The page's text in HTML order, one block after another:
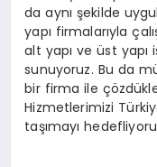
da aynı şekilde
yapı firmalarıyla
alt yapı ve üst yapı
sunuyoruz. Bu da
bir firma ile
Hizmetlerimizi
taşımayı